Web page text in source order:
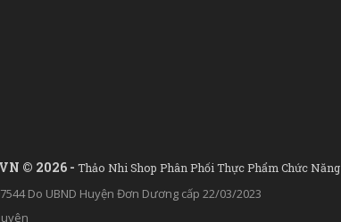
© 2026 - Thảo Nhi Shop Phân Phối Thực Phẩm Chức Năng
Do UBND Huyện Đơn Dương cấp 22/03/2023